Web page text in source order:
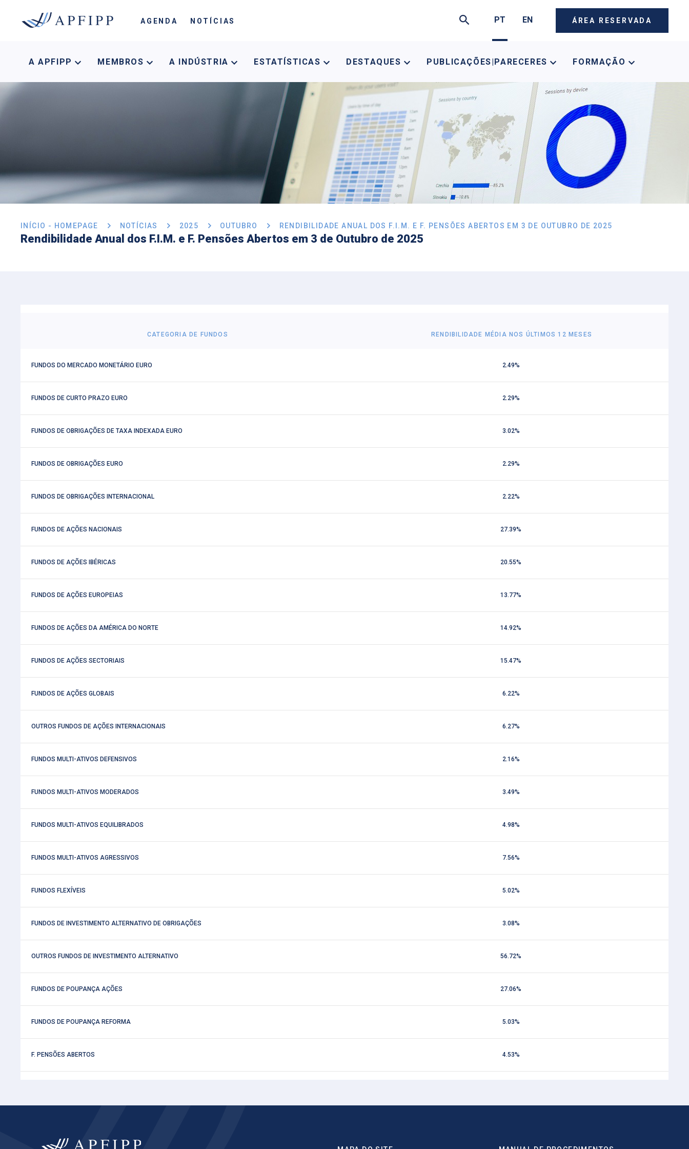
AGENDA NOTÍCIAS PT EN ÁREA RESERVADA
A APFIPP MEMBROS A INDÚSTRIA ESTATÍSTICAS DESTAQUES PUBLICAÇÕES|PARECERES FORMAÇÃO
INÍCIO - HOMEPAGE NOTÍCIAS 2025 OUTUBRO RENDIBILIDADE ANUAL DOS F.I.M. E F. PENSÕES ABERTOS EM 3 DE OUTUBRO DE 2025
Rendibilidade Anual dos F.I.M. e F. Pensões Abertos em 3 de Outubro de 2025
CATEGORIA DE FUNDOS RENDIBILIDADE MÉDIA NOS ÚLTIMOS 12 MESES
FUNDOS DO MERCADO MONETÁRIO EURO 2.49%
FUNDOS DE CURTO PRAZO EURO 2.29%
FUNDOS DE OBRIGAÇÕES DE TAXA INDEXADA EURO 3.02%
FUNDOS DE OBRIGAÇÕES EURO 2.29%
FUNDOS DE OBRIGAÇÕES INTERNACIONAL 2.22%
FUNDOS DE AÇÕES NACIONAIS 27.39%
FUNDOS DE AÇÕES IBÉRICAS 20.55%
FUNDOS DE AÇÕES EUROPEIAS 13.77%
FUNDOS DE AÇÕES DA AMÉRICA DO NORTE 14.92%
FUNDOS DE AÇÕES SECTORIAIS 15.47%
FUNDOS DE AÇÕES GLOBAIS 6.22%
OUTROS FUNDOS DE AÇÕES INTERNACIONAIS 6.27%
FUNDOS MULTI-ATIVOS DEFENSIVOS 2.16%
FUNDOS MULTI-ATIVOS MODERADOS 3.49%
FUNDOS MULTI-ATIVOS EQUILIBRADOS 4.98%
FUNDOS MULTI-ATIVOS AGRESSIVOS 7.56%
FUNDOS FLEXÍVEIS 5.02%
FUNDOS DE INVESTIMENTO ALTERNATIVO DE OBRIGAÇÕES 3.08%
OUTROS FUNDOS DE INVESTIMENTO ALTERNATIVO 56.72%
FUNDOS DE POUPANÇA AÇÕES 27.06%
FUNDOS DE POUPANÇA REFORMA 5.03%
F. PENSÕES ABERTOS 4.53%